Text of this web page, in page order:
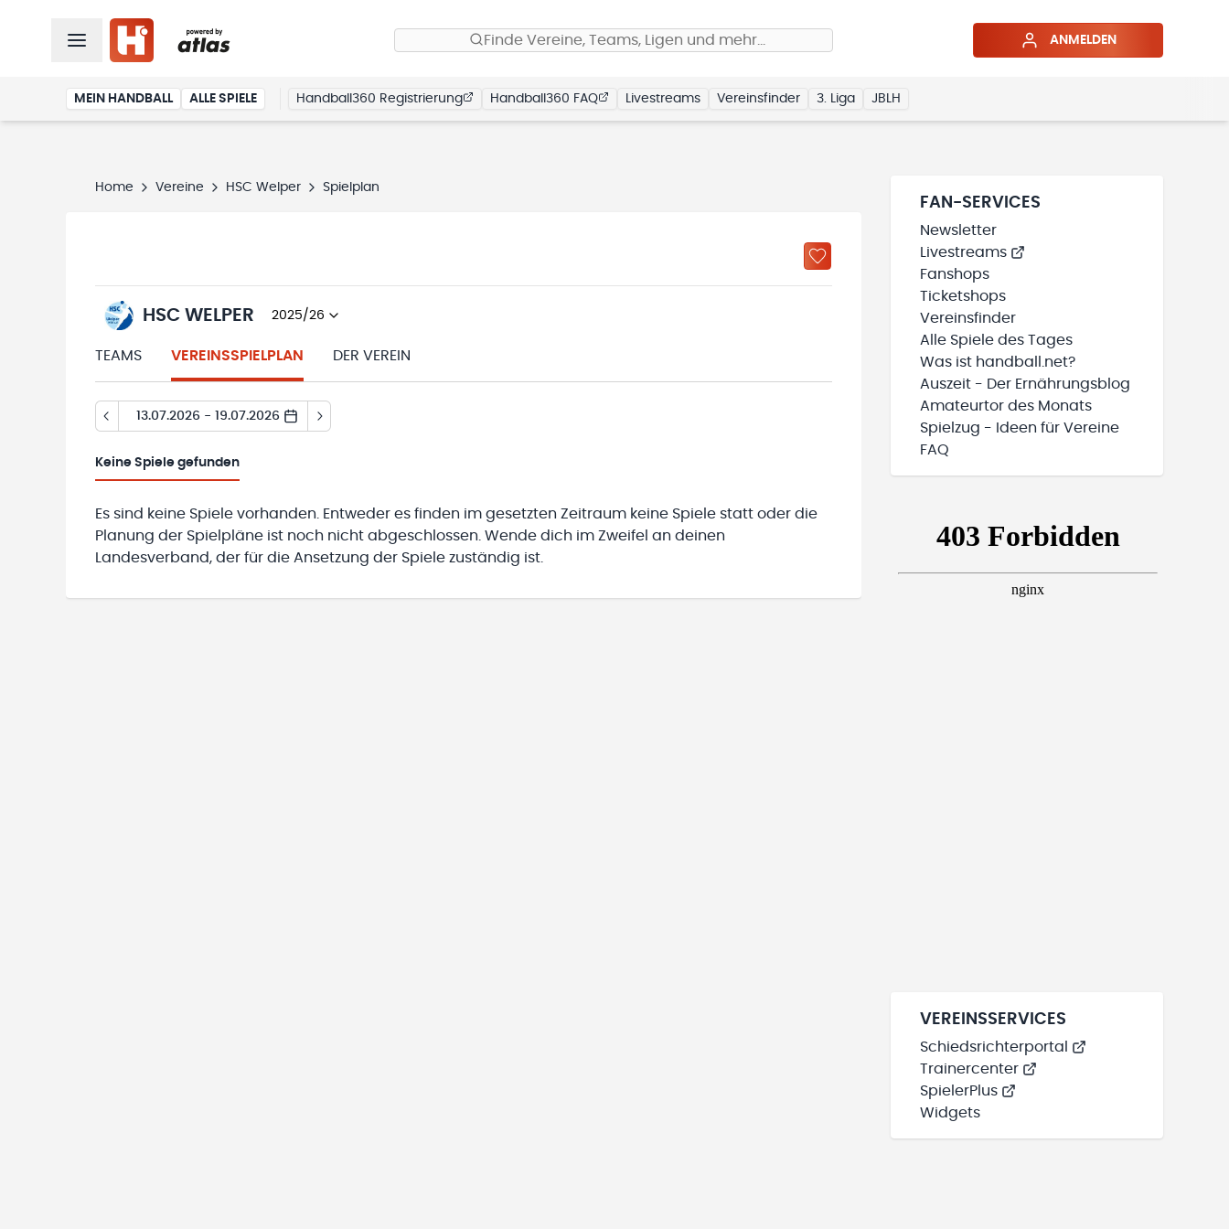
Finde Vereine, Teams, Ligen und mehr… ANMELDEN
MEIN HANDBALL ALLE SPIELE Handball360 Registrierung Handball360 FAQ Livestreams Vereinsfinder 3. Liga JBLH
Home Vereine HSC Welper Spielplan
HSC WELPER 2025/26
TEAMS VEREINSSPIELPLAN DER VEREIN
13.07.2026 - 19.07.2026
Keine Spiele gefunden
Es sind keine Spiele vorhanden. Entweder es finden im gesetzten Zeitraum keine Spiele statt oder die
Planung der Spielpläne ist noch nicht abgeschlossen. Wende dich im Zweifel an deinen
Landesverband, der für die Ansetzung der Spiele zuständig ist.
FAN-SERVICES
Newsletter
Livestreams
Fanshops
Ticketshops
Vereinsfinder
Alle Spiele des Tages
Was ist handball.net?
Auszeit - Der Ernährungsblog
Amateurtor des Monats
Spielzug - Ideen für Vereine
FAQ
VEREINSSERVICES
Schiedsrichterportal
Trainercenter
SpielerPlus
Widgets